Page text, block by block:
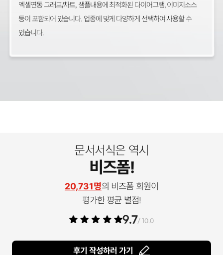
엑셀연동 그래프/차트, 샘플내용에 최적화된 다이어그램, 이미지소스
등이 포함되어 있습니다. 업종에 맞게 다양하게 선택하여 사용할 수
있습니다.
문서서식은 역시
비즈폼!
20,731명의 비즈폼 회원이
평가한 평균 별점!
9.7/ 10.0
후기 작성하러 가기